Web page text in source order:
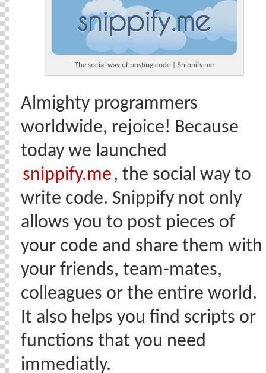
The social way of posting code | Snippify.me
Almighty programmers
worldwide, rejoice! Because
today we launched
snippify.me, the social way to
write code. Snippify not only
allows you to post pieces of
your code and share them with
your friends, team-mates,
colleagues or the entire world.
It also helps you find scripts or
functions that you need
immediatly.